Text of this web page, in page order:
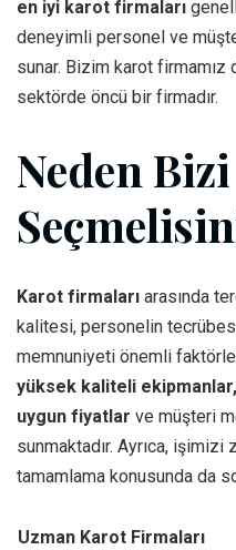
en iyi karot firmaları
deneyimli personel ve
sunar. Bizim karot firmamız
sektörde öncü bir firmadır.
Neden Bizi
Karot firmaları arasında
kalitesi, personelin
memnuniyeti önemli
yüksek kaliteli ekipmanlar,
uygun fiyatlar ve müşteri
sunmaktadır. Ayrıca,
tamamlama konusunda da
Uzman Karot Firmaları